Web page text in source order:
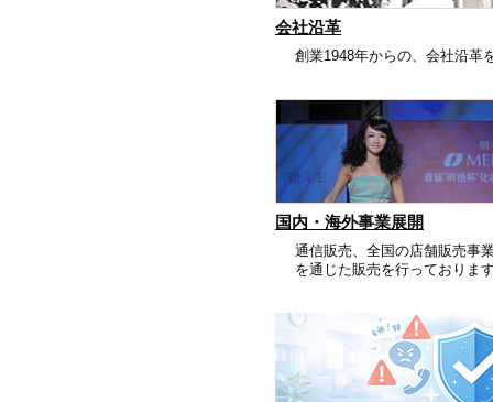
会社沿革
創業1948年からの、会社沿革
国内・海外事業展開
通信販売、全国の店舗販売事
を通じた販売を行っておりま